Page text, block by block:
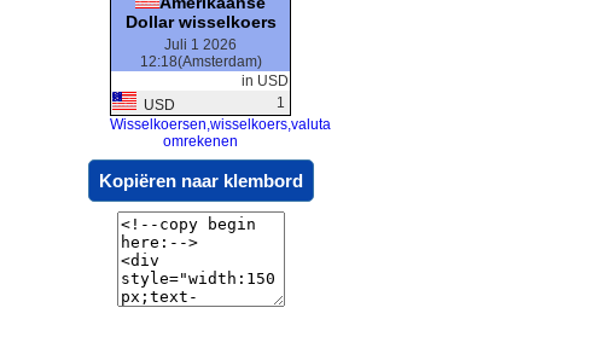
Dollar wisselkoers
Juli 1 2026
12:18(Amsterdam)
in USD
USD
1
Wisselkoersen,wisselkoers,valuta
omrekenen
Kopiëren naar klembord